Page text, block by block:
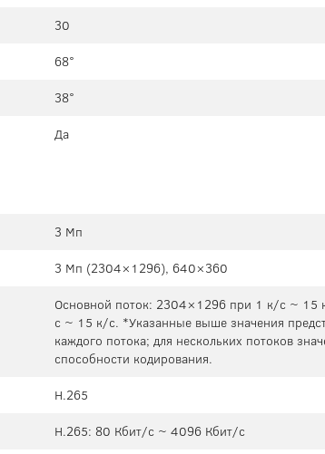
30
68°
38°
Да
3 Мп
3 Мп (2304×1296), 640×360
Основной поток: 2304×1296 при 1 к/с ~
с ~ 15 к/с. *Указанные выше значения
каждого потока; для нескольких потоков
способности кодирования.
H.265
H.265: 80 Кбит/с ~ 4096 Кбит/с